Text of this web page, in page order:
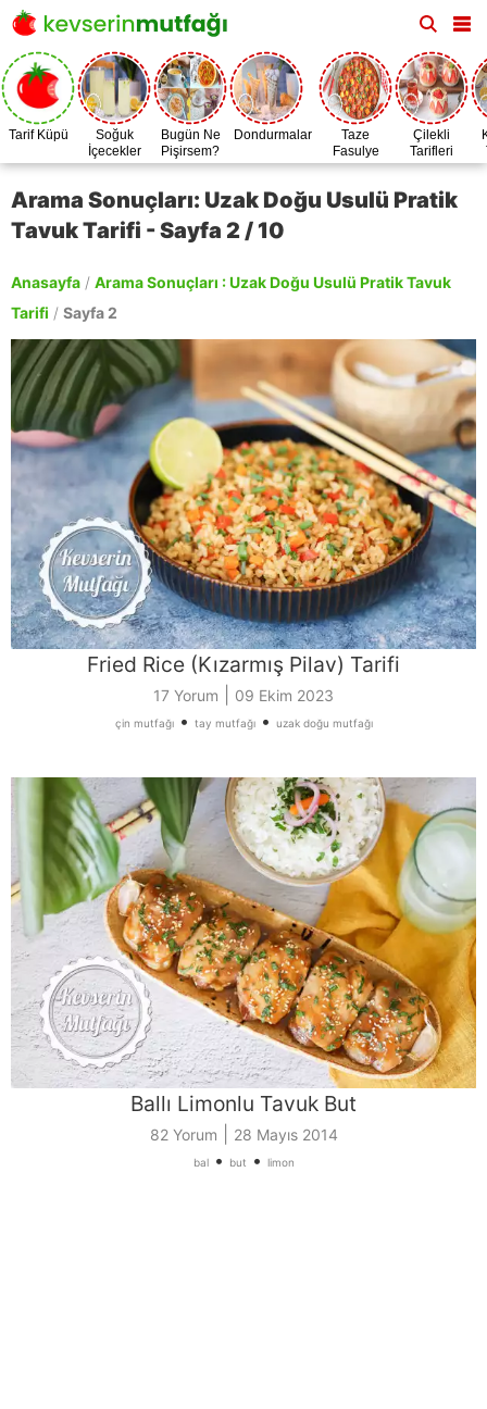
Tarif Küpü
Soğuk
İçecekler
Bugün Ne
Pişirsem?
Dondurmalar
Taze
Fasulye
Zamanı
Çilekli
Tarifleri
Arama Sonuçları: Uzak Doğu Usulü Pratik
Tavuk Tarifi - Sayfa 2 / 10
Anasayfa / Arama Sonuçları : Uzak Doğu Usulü Pratik Tavuk
Tarifi / Sayfa 2
Fried Rice (Kızarmış Pilav) Tarifi
17 Yorum 09 Ekim 2023
çin mutfağı• tay mutfağı• uzak doğu mutfağı
Ballı Limonlu Tavuk But
82 Yorum 28 Mayıs 2014
bal• but • limon